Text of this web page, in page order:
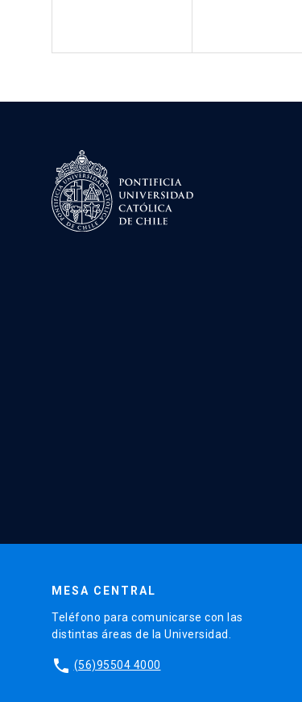
MESA CENTRAL
Teléfono para comunicarse con las
distintas áreas de la Universidad.
phone (56)95504 4000